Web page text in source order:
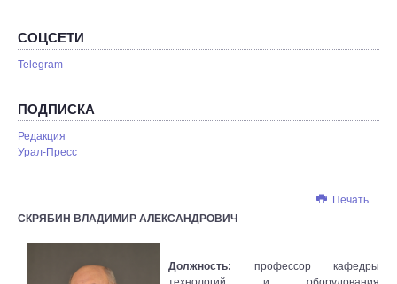
СОЦСЕТИ
Telegram
ПОДПИСКА
Редакция
Урал-Пресс
Печать
СКРЯБИН ВЛАДИМИР АЛЕКСАНДРОВИЧ
Должность: профессор кафедры